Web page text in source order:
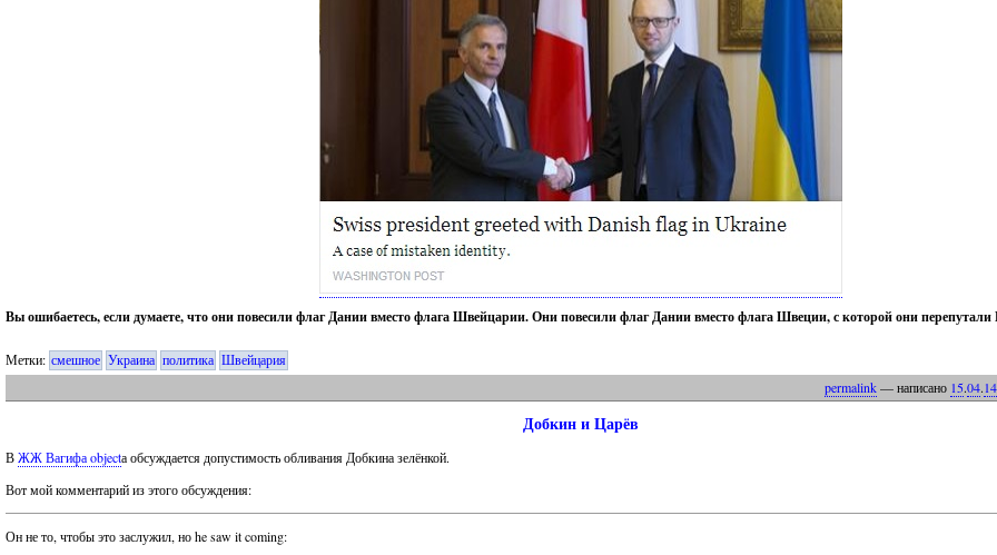
Вы ошибаетесь, если думаете, что они повесили флаг Дании вместо флага Швейцарии. Они повесили флаг Дании вместо флага Швеции, с которой они
Метки: смешное Украина политика Швейцария
permalink— написано 15.04.14
Добкин и Царёв
ВЖЖ Вагифа objectа обсуждается допустимость обливания Добкина зелёнкой.
Вот мой комментарий из этого обсуждения:
Он не то, чтобы это заслужил, но he saw it coming: